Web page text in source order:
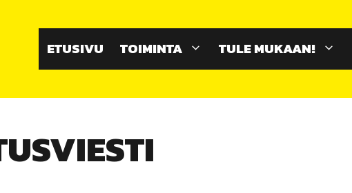
ETUSIVU TOIMINTA TULE MUKAAN!